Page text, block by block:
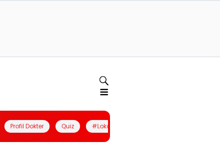
Profil Dokter Quiz #LokalBerdaya